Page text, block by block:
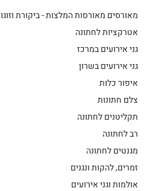
מאורסים מאורסות המלצות - ביקורת
אטרקציות לחתונה
גני אירועים במרכז
גני אירועים בשרון
איפור כלות
צלם חתונות
תקליטנים לחתונה
רב לחתונה
מגנטים לחתונה
זמרים, להקות ונגנים
אולמות וגני אירועים